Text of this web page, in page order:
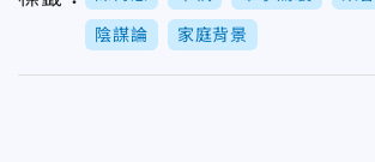
陰謀論 家庭背景